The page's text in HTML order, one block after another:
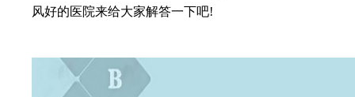
风好的医院来给大家解答一下吧!